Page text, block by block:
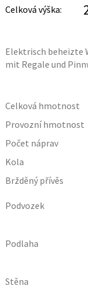
Celková výška:
Elektrisch beheizte
mit Regale und
Celková hmotnost
Provozní hmotnost
Počet náprav
Kola
Bržděný přívěs
Podvozek
Podlaha
Stěna